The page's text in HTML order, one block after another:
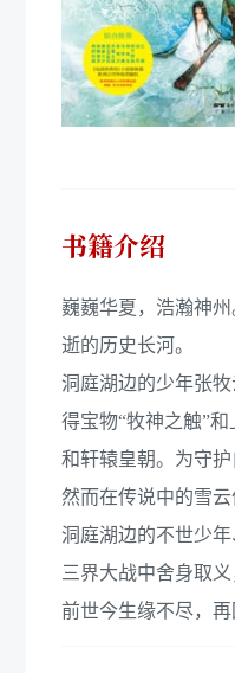
书籍介绍
巍巍华夏，浩瀚神
逝的历史长河。
洞庭湖边的少年张
得宝物“牧神之触”
和轩辕皇朝。为守
然而在传说中的雪
洞庭湖边的不世少
三界大战中舍身取
前世今生缘不尽，